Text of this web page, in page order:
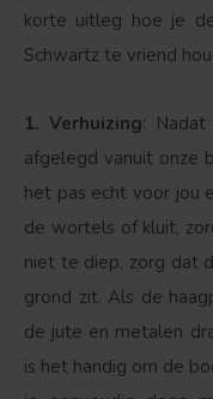
korte uitleg hoe je
Schwartz te vriend
1. Verhuizing:
afgelegd vanuit onze
het pas echt voor jou
de wortels of kluit,
niet te diep, zorg dat
grond zit. Als de
de jute en metalen
is het handig om de